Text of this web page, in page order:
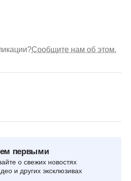
Сообщите нам об этом.
первыми
о свежих новостях
и других эксклюзивах